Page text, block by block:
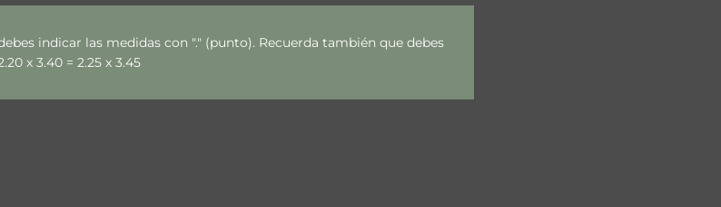
indicar las medidas con "." (punto). Recuerda también que debes
x 3.40 = 2.25 x 3.45